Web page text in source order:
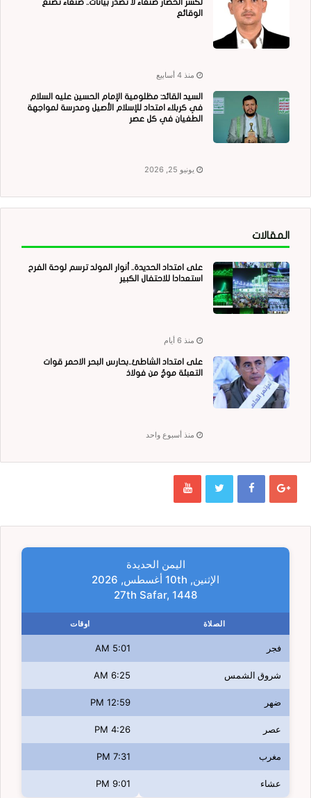
لكسر الحصار صنعاء لا تُصدر بيانات.. صنعاء تصنع
الوقائع
منذ 4 أسابيع
السيد القائد: مظلومية الإمام الحسين عليه السلام
في كربلاء امتداد للإسلام الأصيل ومدرسة لمواجهة
الطغيان في كل عصر
يونيو 25, 2026
المقالات
على امتداد الحديدة.. أنوار المولد ترسم لوحة الفرح
استعدادا للاحتفال الكبير
منذ 6 أيام
على امتداد الشاطئ..بحارس البحر الاحمر قوات
التعبئة موجٌ من فولاذ
منذ أسبوع واحد
اليمن الحديدة
الإثنين, 10th أغسطس, 2026
27th Safar, 1448
الصلاة اوقات
فجر 5:01 AM
شروق الشمس 6:25 AM
ضهر 12:59 PM
عصر 4:26 PM
مغرب 7:31 PM
عشاء 9:01 PM